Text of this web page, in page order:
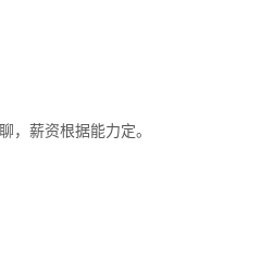
，薪资根据能力定。